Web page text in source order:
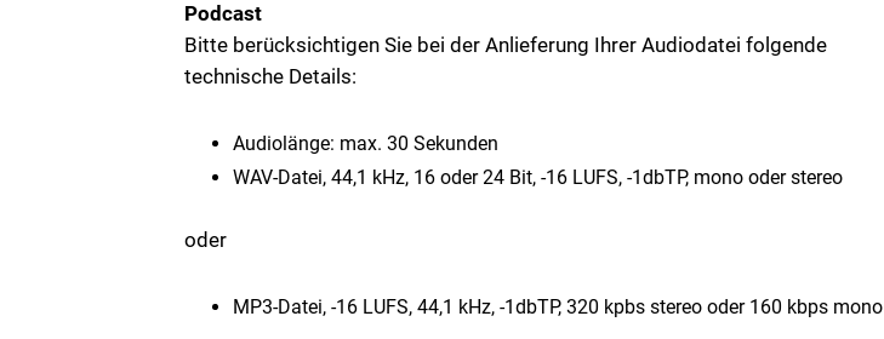
Podcast
Bitte berücksichtigen Sie bei der Anlieferung Ihrer Audiodatei folgende
technische Details:
Audiolänge: max. 30 Sekunden
WAV-Datei, 44,1 kHz, 16 oder 24 Bit, -16 LUFS, -1dbTP, mono oder stereo
oder
MP3-Datei, -16 LUFS, 44,1 kHz, -1dbTP, 320 kpbs stereo oder 160 kbps mono